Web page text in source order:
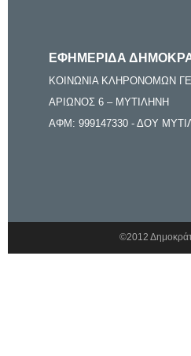
ΕΦΗΜΕΡΙΔΑ
ΚΟΙΝΩΝΙΑ ΚΛΗΡΟΝΟΜΩΝ
ΑΡΙΩΝΟΣ 6 – ΜΥΤΙΛΗΝΗ
ΑΦΜ: 999147330 - ΔΟΥ
©2012